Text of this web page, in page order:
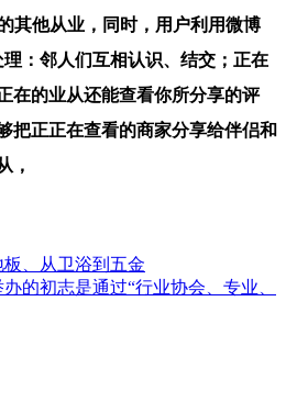
其他从业，同时，用户利用微博
：邻人们互相认识、结交；正在
在的业从还能查看你所分享的评
把正正在查看的商家分享给伴侣和
，
、从卫浴到五金
的初志是通过“行业协会、专业、